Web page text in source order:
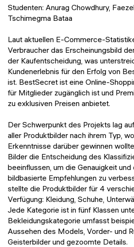
Studenten: Anurag Chowdhury,
Tschimegma Bataa
Laut aktuellen E-Commerce-
Verbraucher das Erscheinungsbild
der Kaufentscheidung, was
Kundenerlebnis für den Erfolg von
ist. BestSecret ist eine Online-
für Mitglieder zugänglich ist und
zu exklusiven Preisen anbietet.
Der Schwerpunkt des Projekts lag
aller Produktbilder nach ihrem Typ,
Erkenntnisse darüber gewinnen
Bilder die Entscheidung des
beeinflussen, um die Genauigkeit und
bildbasierte Empfehlungen zu
stellte die Produktbilder für 4
Verfügung: Kleidung, Schuhe,
Jede Kategorie ist in fünf Klassen
Bekleidungskategorie umfasst
Aussehen des Models, Vorder- und
Geisterbilder und gezoomte Details.